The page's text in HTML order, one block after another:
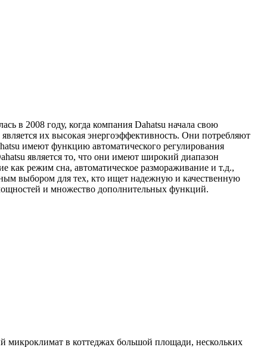
в 2008 году, когда компания Dahatsu начала свою
их высокая энергоэффективность. Они потребляют
имеют функцию автоматического регулирования
является то, что они имеют широкий диапазон
режим сна, автоматическое размораживание и т.д.,
выбором для тех, кто ищет надежную и качественную
и множество дополнительных функций.
микроклимат в коттеджах большой площади, нескольких